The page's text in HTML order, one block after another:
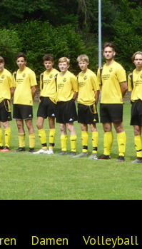
Damen Volleyball